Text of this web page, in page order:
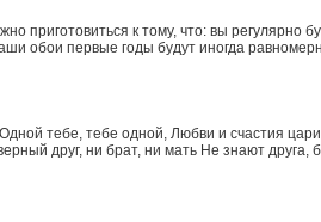
приготовиться к тому, что: вы регулярно
обои первые годы будут иногда
тебе, тебе одной, Любви и счастия
друг, ни брат, ни мать Не знают друга,